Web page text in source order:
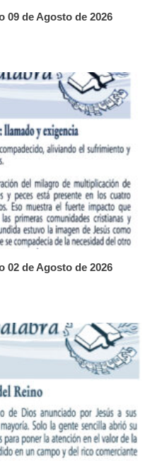
09 de Agosto de 2026
02 de Agosto de 2026